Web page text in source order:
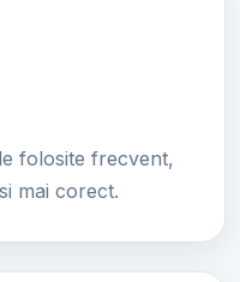
folosite frecvent,
mai corect.